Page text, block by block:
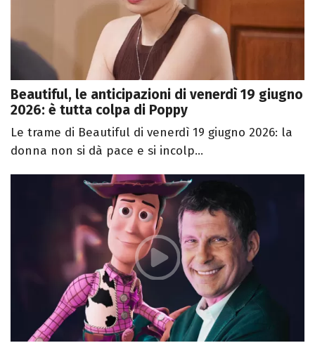
Beautiful, le anticipazioni di venerdì 19 giugno
2026: è tutta colpa di Poppy
Le trame di Beautiful di venerdì 19 giugno 2026: la
donna non si dà pace e si incolp...